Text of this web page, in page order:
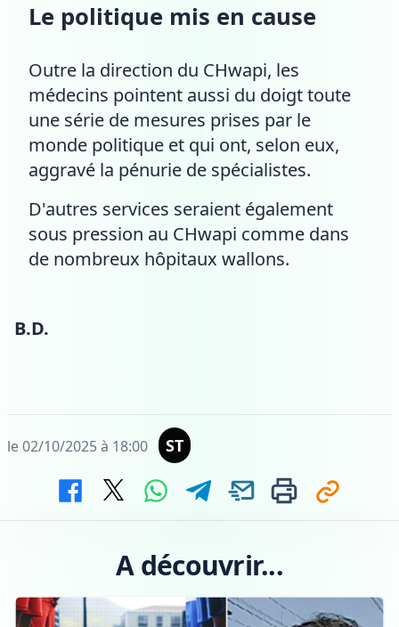
Le politique mis en cause
Outre la direction du CHwapi, les
médecins pointent aussi du doigt toute
une série de mesures prises par le
monde politique et qui ont, selon eux,
aggravé la pénurie de spécialistes.
D'autres services seraient également
sous pression au CHwapi comme dans
de nombreux hôpitaux wallons.
B.D.
le 02/10/2025 à 18:00 ST
A découvrir...